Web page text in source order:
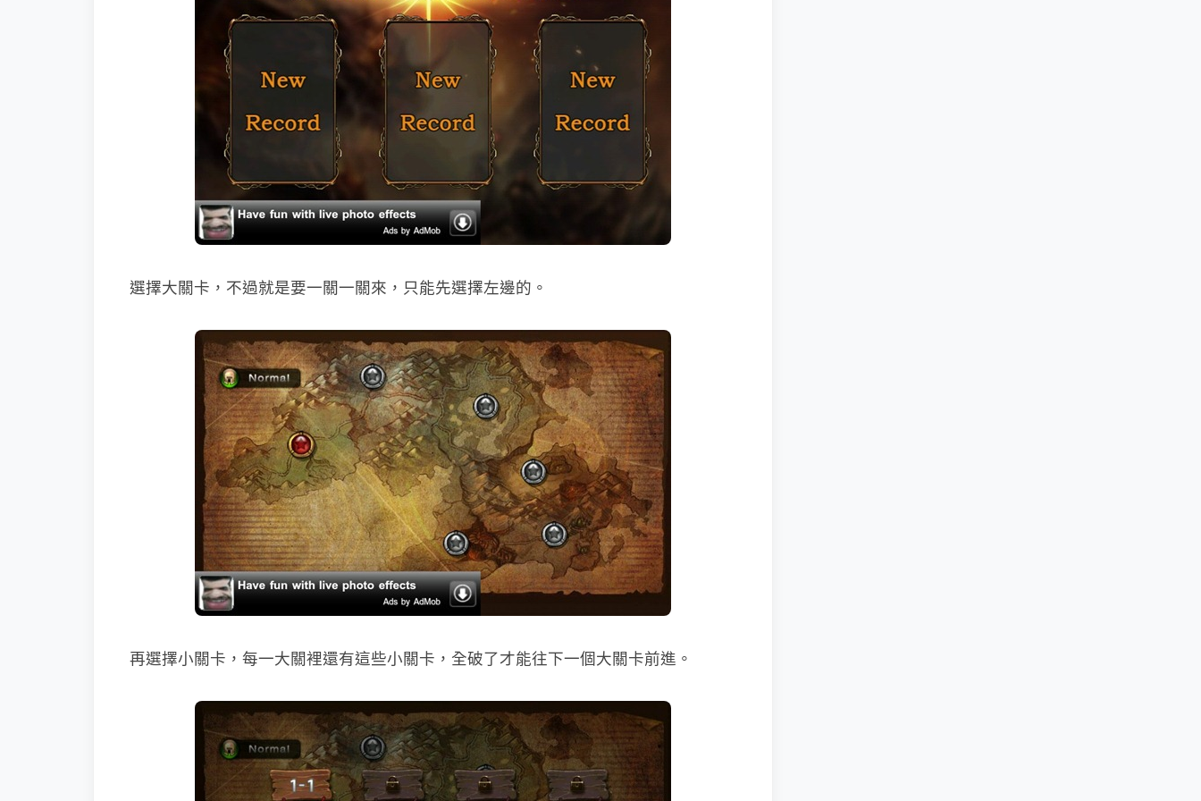
選擇大關卡，不過就是要一關一關來，只能先選擇左邊的。
再選擇小關卡，每一大關裡還有這些小關卡，全破了才能往下一個大關卡前進。